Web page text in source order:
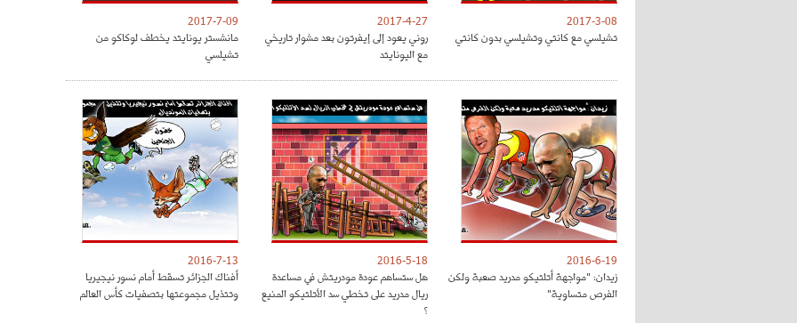
2017-3-08
تشيلسي مع كانتي وتشيلسي بدون كانتي
2017-4-27
روني يعود إلى إيفرتون بعد مشوار تاريخي
مع اليونايتد
2017-7-09
مانشستر يونايتد يخطف لوكاكو من
تشيلسي
2016-6-19
زيدان: "مواجهة أتلتيكو مدريد صعبة ولكن
الفرص متساوية"
2016-5-18
هل ستساهم عودة مودريتش في مساعدة
ريال مدريد على تخطي سد الأتلتيكو المنيع
؟
2016-7-13
أفناك الجزائر تسقط أمام نسور نيجيريا
وتتذيل مجموعتها بتصفيات كأس العالم